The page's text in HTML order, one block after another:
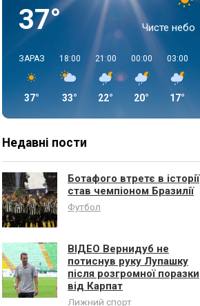
37° Чисте небо
ЗАРАЗ
37°
18:00
33°
21:00
22°
00:00
20°
03:00
17°
Недавні пости
Ботафого втретє в історії
став чемпіоном Бразилії
Футбол
ВІДЕО Вернидуб не
потиснув руку Лупашку
після розгромної поразки
від Карпат
Лижний спорт